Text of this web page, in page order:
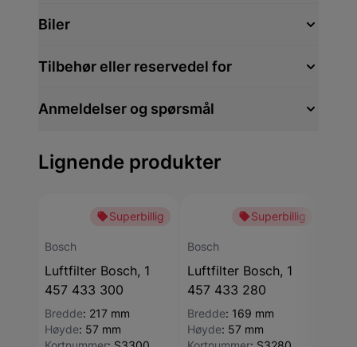
Biler
Tilbehør eller reservedel for
Anmeldelser og spørsmål
Lignende produkter
Superbillig
Bosch
Luftfilter Bosch, 1
457 433 300
Bredde: 217 mm
Høyde: 57 mm
Superbillig
Bosch
Luftfilter Bosch, 1
457 433 280
Bredde: 169 mm
Høyde: 57 mm